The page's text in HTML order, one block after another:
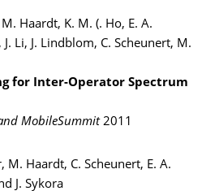
Haardt, K. M. (. Ho, E. A.
J. Li, J. Lindblom, C. Scheunert, M.
for Inter-Operator Spectrum
MobileSummit 2011
M. Haardt, C. Scheunert, E. A.
J. Sykora